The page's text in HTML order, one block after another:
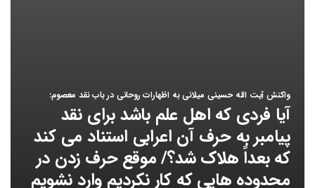
واکنش آیت الله حسینی میلانی به اظهارات روحانی در باب نقد معصوم:
آیا فردی که اهل علم باشد برای نقد
پیامبر به حرف آن اعرابی استناد می کند
که بعداً هلاک شد؟/ موقع حرف زدن در
محدوده هایی که کار نکردیم وارد نشویم